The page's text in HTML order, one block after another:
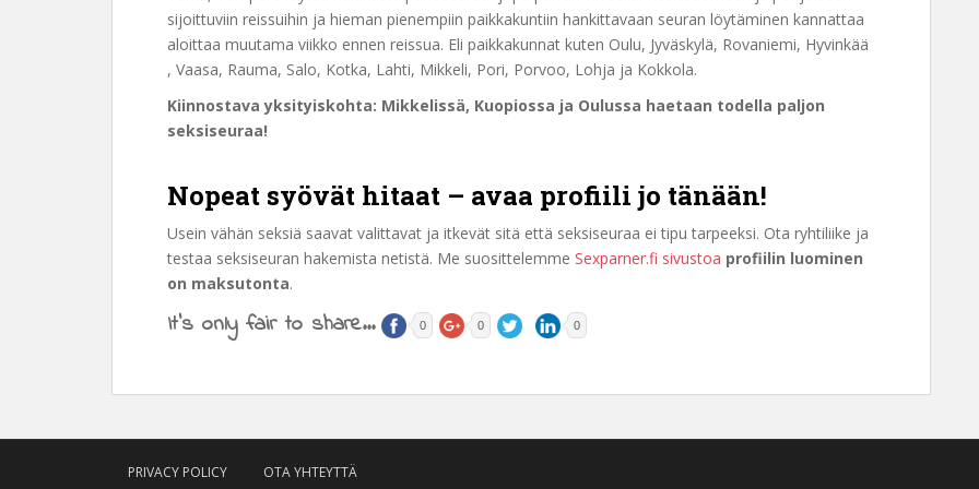
sijoittuviin reissuihin ja hieman pienempiin paikkakuntiin hankittavaan seuran löytäminen kannattaa
aloittaa muutama viikko ennen reissua. Eli paikkakunnat kuten Oulu, Jyväskylä, Rovaniemi, Hyvinkää
, Vaasa, Rauma, Salo, Kotka, Lahti, Mikkeli, Pori, Porvoo, Lohja ja Kokkola.
Kiinnostava yksityiskohta: Mikkelissä, Kuopiossa ja Oulussa haetaan todella paljon
seksiseuraa!
Nopeat syövät hitaat – avaa profiili jo tänään!
Usein vähän seksiä saavat valittavat ja itkevät sitä että seksiseuraa ei tipu tarpeeksi. Ota ryhtiliike ja
testaa seksiseuran hakemista netistä. Me suosittelemme Sexparner.fi sivustoa profiilin luominen
on maksutonta.
It's only fair to share... 0 0 0
PRIVACY POLICY OTA YHTEYTTÄ